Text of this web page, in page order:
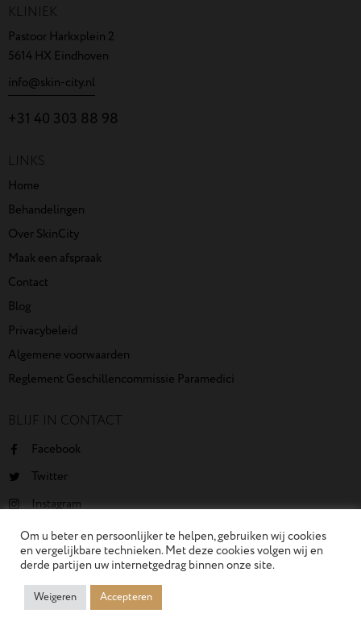
KLINIEK
Pastoor Harkxplein 2
5614 HX Eindhoven
info@skin-city.nl
+31 40 303 88 98
LINKS
Home
Behandelingen
Over SkinCity
Maak een afspraak
Contact
Blog
Privacybeleid
Algemene voorwaarden
Reglement Geschillencommissie Paramedici
BLIJF IN CONTACT
Facebook
Twitter
Instagram
Youtube
SkinCity Huidkliniek B.V. © 2026. All Rights Reserved. Concept by
Studio Van Elten
Om u beter en persoonlijker te helpen, gebruiken wij cookies
en vergelijkbare technieken. Met deze cookies volgen wij en
derde partijen uw internetgedrag binnen onze site.
Weigeren Accepteren